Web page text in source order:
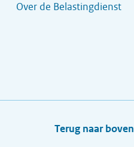
Over de Belastingdienst
Terug naar boven